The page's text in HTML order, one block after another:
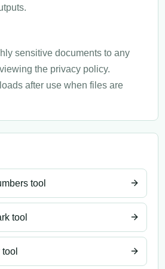
sensitive documents to any
the privacy policy.
after use when files are
tool
tool